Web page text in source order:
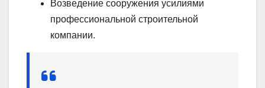
Возведение сооружения усилиями
профессиональной строительной
компании.